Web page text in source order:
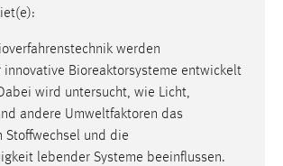
werden
Bioreaktorsysteme entwickelt
wird untersucht, wie Licht,
andere Umweltfaktoren das
Stoffwechsel und die
lebender Systeme beeinflussen.